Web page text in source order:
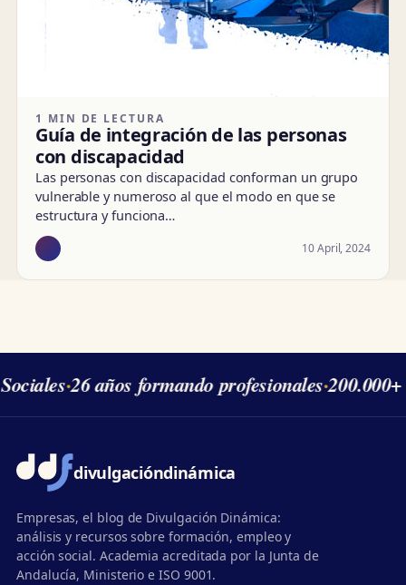
1 MIN DE LECTURA
Guía de integración de las personas
con discapacidad
Las personas con discapacidad conforman un grupo
vulnerable y numeroso al que el modo en que se
estructura y funciona…
10 April, 2024
·26 años formando profesionales·200.000+
divulgacióndinámica
Empresas, el blog de Divulgación Dinámica:
análisis y recursos sobre formación, empleo y
acción social. Academia acreditada por la Junta de
Andalucía, Ministerio e ISO 9001.